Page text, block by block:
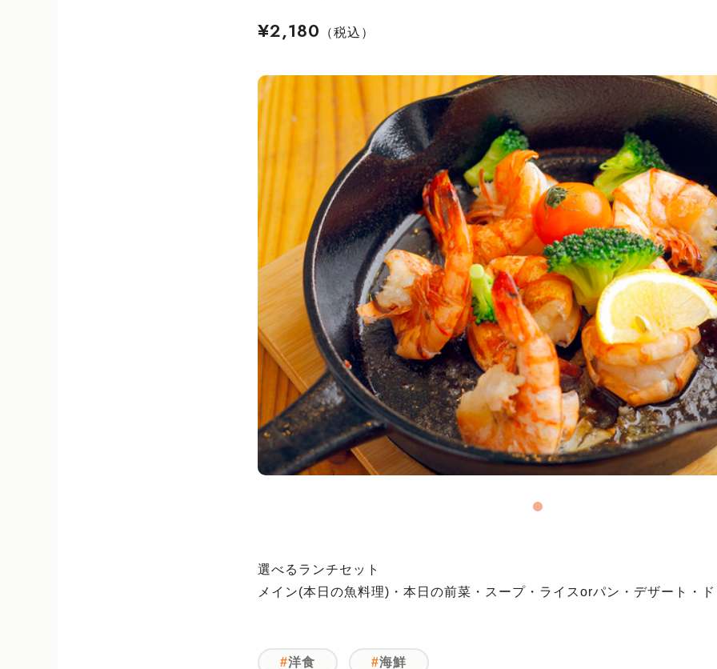
¥2,180 （税込）
選べるランチセット
メイン(本日の魚料理)・本日の前菜・スープ・ライスorパン・デザート・ド
洋食 海鮮